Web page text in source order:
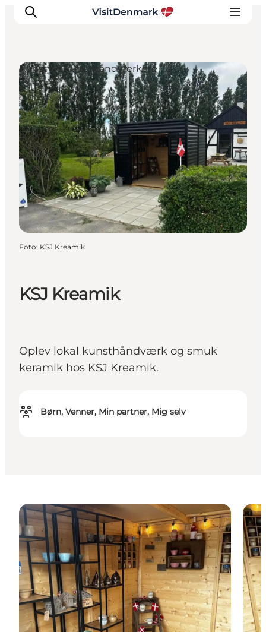
Inspiration
Destinationer
Oplevelser
Overnatning
Planlæg ferien
KSJ Kreamik
Oplev lokal kunsthåndværk og smuk
keramik hos KSJ Kreamik.
Børn, Venner, Min partner, Mig selv
Kunst og kunsthåndværkere
Foto: KSJ Kreamik